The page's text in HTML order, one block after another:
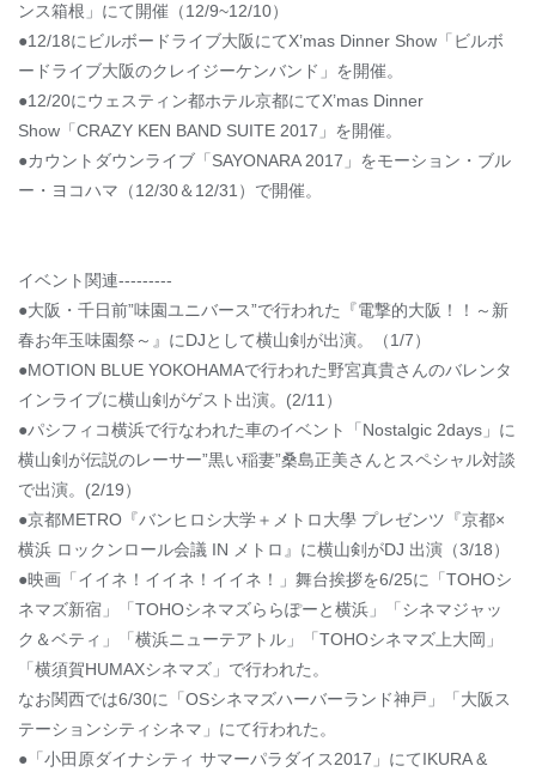
ンス箱根」にて開催（12/9~12/10）
●12/18にビルボードライブ大阪にてX’mas Dinner Show「ビルボ
ードライブ大阪のクレイジーケンバンド」を開催。
●12/20にウェスティン都ホテル京都にてX’mas Dinner
Show「CRAZY KEN BAND SUITE 2017」を開催。
●カウントダウンライブ「SAYONARA 2017」をモーション・ブル
ー・ヨコハマ（12/30＆12/31）で開催。
イベント関連---------
●大阪・千日前”味園ユニバース”で行われた『電撃的大阪！！～新
春お年玉味園祭～』にDJとして横山剣が出演。（1/7）
●MOTION BLUE YOKOHAMAで行われた野宮真貴さんのバレンタ
インライブに横山剣がゲスト出演。(2/11）
●パシフィコ横浜で行なわれた車のイベント「Nostalgic 2days」に
横山剣が伝説のレーサー”黒い稲妻”桑島正美さんとスペシャル対談
で出演。(2/19）
●京都METRO『バンヒロシ大学＋メトロ大學 プレゼンツ『京都×
横浜 ロックンロール会議 IN メトロ』に横山剣がDJ 出演（3/18）
●映画「イイネ！イイネ！イイネ！」舞台挨拶を6/25に「TOHOシ
ネマズ新宿」「TOHOシネマズららぽーと横浜」「シネマジャッ
ク＆ベティ」「横浜ニューテアトル」「TOHOシネマズ上大岡」
「横須賀HUMAXシネマズ」で行われた。
なお関西では6/30に「OSシネマズハーバーランド神戸」「大阪ス
テーションシティシネマ」にて行われた。
●「小田原ダイナシティ サマーパラダイス2017」にてIKURA &